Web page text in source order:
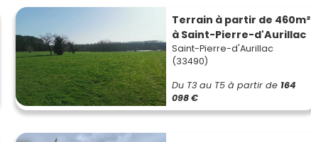
Terrain à partir de 460m²
à Saint-Pierre-d'Aurillac
Saint-Pierre-d'Aurillac
(33490)
Du T3 au T5 à partir de 164
098 €